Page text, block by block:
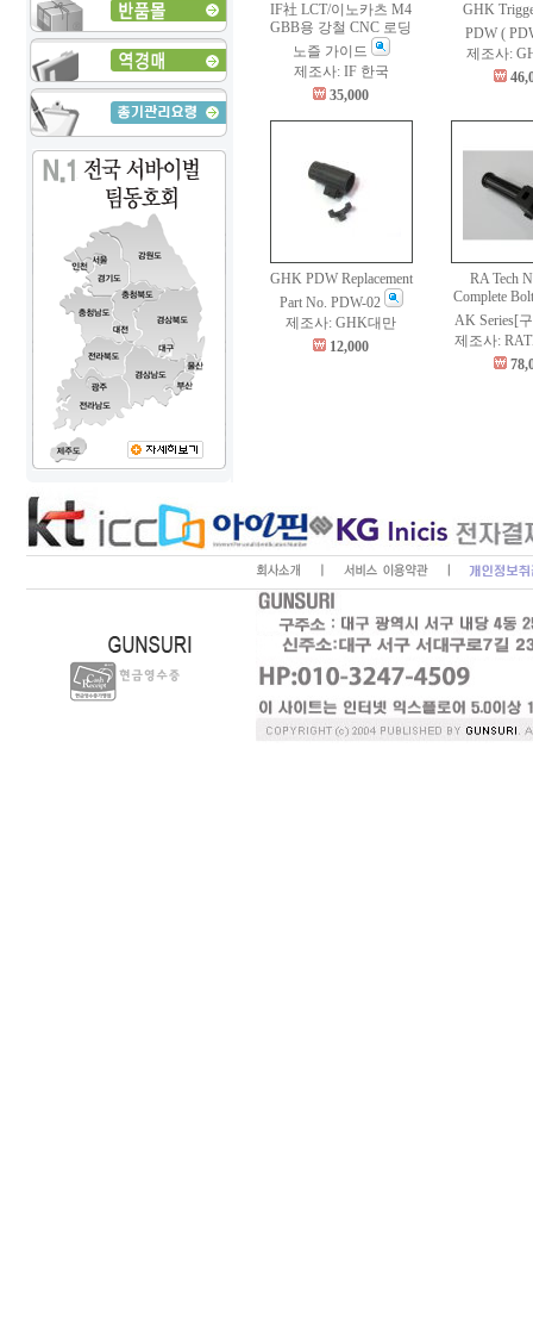
IF社 LCT/이노카츠 M4
GBB용 강철 CNC 로딩
노즐 가이드
제조사: IF 한국
35,000
GHK
PDW (
제조사:
GHK PDW Replacement
Part No. PDW-02
제조사: GHK대만
12,000
RA Tech
Complete
AK Series[
제조사: